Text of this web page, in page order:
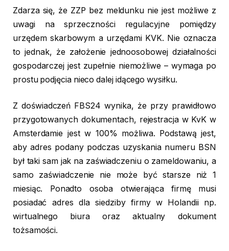
Zdarza się, że ZZP bez meldunku nie jest możliwe z
uwagi na sprzeczności regulacyjne pomiędzy
urzędem skarbowym a urzędami KVK. Nie oznacza
to jednak, że założenie jednoosobowej działalności
gospodarczej jest zupełnie niemożliwe – wymaga po
prostu podjęcia nieco dalej idącego wysiłku.
Z doświadczeń FBS24 wynika, że przy prawidłowo
przygotowanych dokumentach, rejestracja w KvK w
Amsterdamie jest w 100% możliwa. Podstawą jest,
aby adres podany podczas uzyskania numeru BSN
był taki sam jak na zaświadczeniu o zameldowaniu, a
samo zaświadczenie nie może być starsze niż 1
miesiąc. Ponadto osoba otwierająca firmę musi
posiadać adres dla siedziby firmy w Holandii np.
wirtualnego biura oraz aktualny dokument
tożsamości.